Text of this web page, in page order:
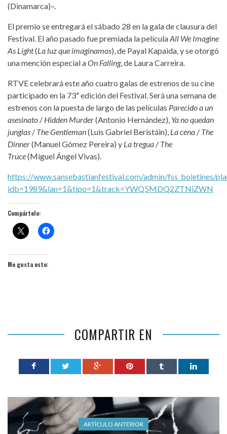
(Dinamarca)–.
El premio se entregará el sábado 28 en la gala de clausura del
Festival. El año pasado fue premiada la películaAll We Imagine
As Light(La luz que imaginamos), de Payal Kapaida, y se otorgó
una mención especial aOn Falling, de Laura Carreira.
RTVE celebrará este año cuatro galas de estrenos de su cine
participado en la 73ª edición del Festival. Será una semana de
estrenos con la puesta de largo de las películas Parecido a un
asesinato / Hidden Murder(Antonio Hernández), Ya no quedan
junglas / The Gentleman(Luis Gabriel Beristáin), La cena / The
Dinner(Manuel Gómez Pereira) y La tregua / The
Truce(Miguel Ángel Vivas).
https://www.sansebastianfestival.com/admin/fss_boletines/
idb=1989&lan=1&tipo=1&track=YWQ5MDQ2ZTNiZWN
Compártelo:
Me gusta esto:
COMPARTIR EN
ARTÍCULO ANTERIOR